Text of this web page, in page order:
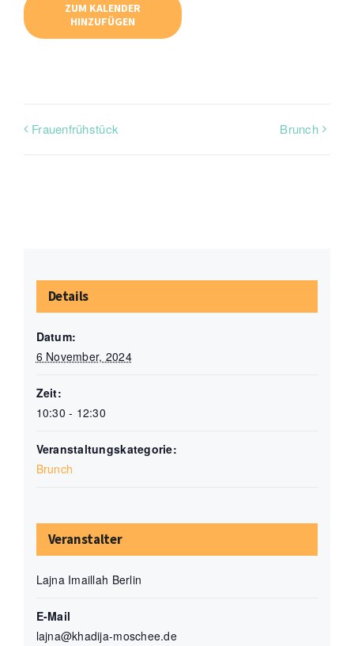
ZUM KALENDER
HINZUFÜGEN
Frauenfrühstück Brunch
Details
Datum:
6 November, 2024
Zeit:
10:30 - 12:30
Veranstaltungskategorie:
Brunch
Veranstalter
Lajna Imaillah Berlin
E-Mail
lajna@khadija-moschee.de